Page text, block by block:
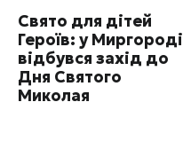
Свято для дітей
Героїв: у Миргороді
відбувся захід до
Дня Святого
Миколая